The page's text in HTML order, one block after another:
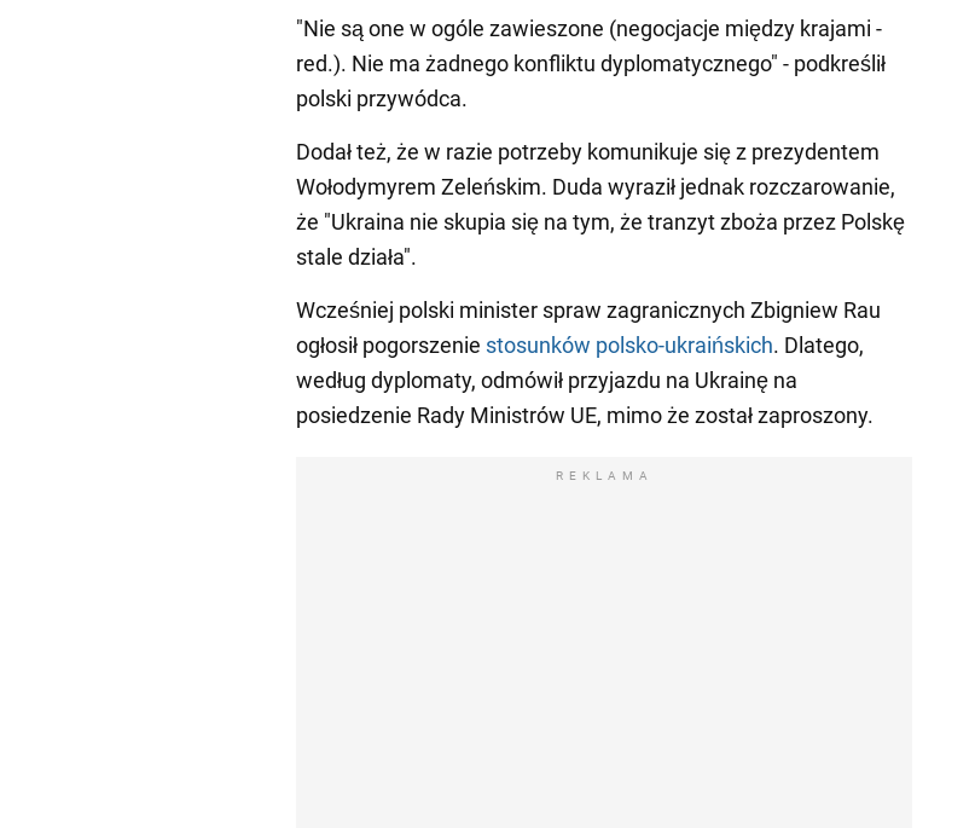
"Nie są one w ogóle zawieszone (negocjacje między krajami -
red.). Nie ma żadnego konfliktu dyplomatycznego" - podkreślił
polski przywódca.
Dodał też, że w razie potrzeby komunikuje się z prezydentem
Wołodymyrem Zeleńskim. Duda wyraził jednak rozczarowanie,
że "Ukraina nie skupia się na tym, że tranzyt zboża przez Polskę
stale działa".
Wcześniej polski minister spraw zagranicznych Zbigniew Rau
ogłosił pogorszenie stosunków polsko-ukraińskich. Dlatego,
według dyplomaty, odmówił przyjazdu na Ukrainę na
posiedzenie Rady Ministrów UE, mimo że został zaproszony.
REKLAMA